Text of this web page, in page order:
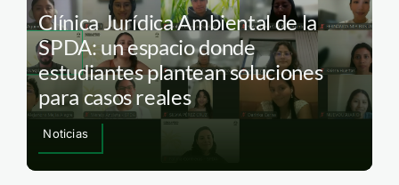
Clínica Jurídica Ambiental de la
SPDA: un espacio donde
estudiantes plantean soluciones
para casos reales
Noticias